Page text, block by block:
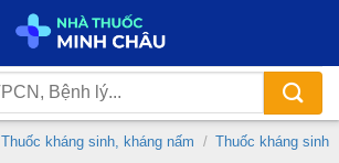
Thuốc kháng sinh, kháng nấm / Thuốc kháng sinh